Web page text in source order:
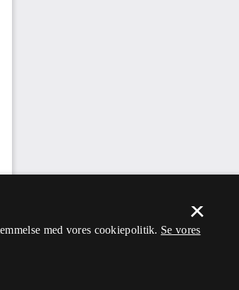
×
med vores cookiepolitik. Se vores